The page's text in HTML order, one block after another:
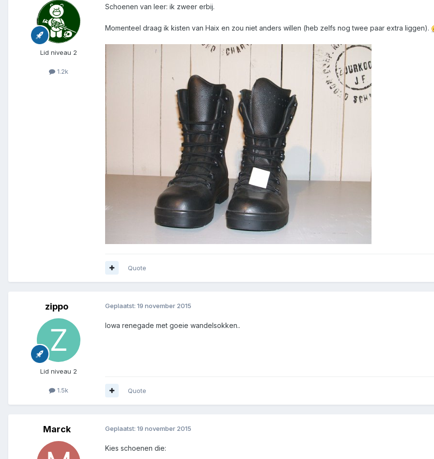
Lid niveau 2
1.2k
Schoenen van leer: ik zweer erbij.
Momenteel draag ik kisten van Haix en zou niet anders willen (heb zelfs nog twee paar extra liggen).
Quote
zippo
Lid niveau 2
1.5k
Geplaatst: 19 november 2015
lowa renegade met goeie wandelsokken..
Quote
Marck Geplaatst: 19 november 2015
Kies schoenen die: